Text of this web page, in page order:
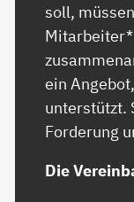
soll,
ein
unterstützt.
Forderung
Die